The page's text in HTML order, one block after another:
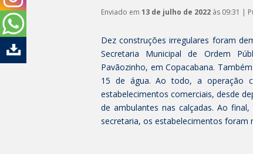
Enviado em 13 de julho de 2022 às 09:31 |
Dez construções irregulares foram
Secretaria Municipal de Ordem
Pavãozinho, em Copacabana.
15 de água. Ao todo, a operação
estabelecimentos comerciais, desde
de ambulantes nas calçadas. Ao
secretaria, os estabelecimentos foram